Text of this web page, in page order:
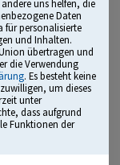
uns helfen, die
Daten
für personalisierte
und Inhalten.
übertragen und
die Verwendung
. Es besteht keine
um dieses
unter
dass aufgrund
Funktionen der
„Leben in
Award